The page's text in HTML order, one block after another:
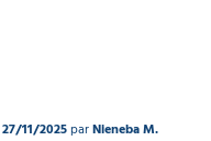
27/11/2025parNieneba M.